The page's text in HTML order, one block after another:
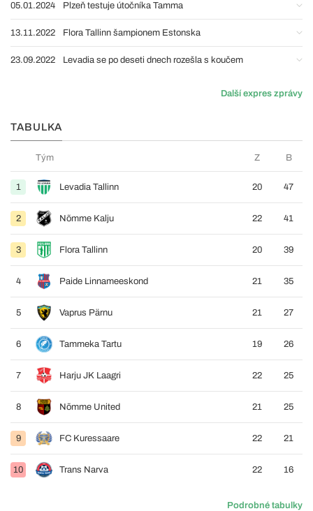
05.01.2024 Plzeň testuje útočníka Tamma
13.11.2022 Flora Tallinn šampionem Estonska
23.09.2022 Levadia se po deseti dnech rozešla s koučem
Další expres zprávy
TABULKA
Tým Z B
1 Levadia Tallinn 20 47
2 Nõmme Kalju 22 41
3 Flora Tallinn 20 39
4 Paide Linnameeskond 21 35
5 Vaprus Pärnu 21 27
6 Tammeka Tartu 19 26
7 Harju JK Laagri 22 25
8 Nõmme United 21 25
9 FC Kuressaare 22 21
10 Trans Narva 22 16
Podrobné tabulky